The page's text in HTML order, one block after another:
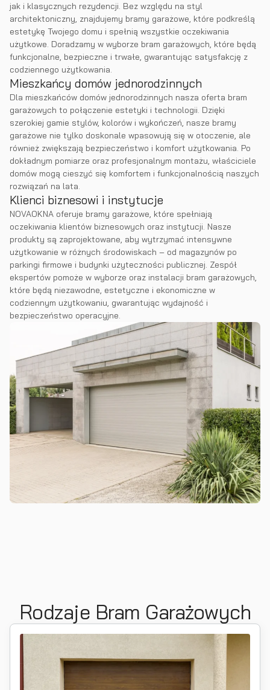
jak i klasycznych rezydencji. Bez względu na styl
architektoniczny, znajdujemy bramy garażowe, które podkreślą
estetykę Twojego domu i spełnią wszystkie oczekiwania
użytkowe. Doradzamy w wyborze bram garażowych, które będą
funkcjonalne, bezpieczne i trwałe, gwarantując satysfakcję z
codziennego użytkowania.
Mieszkańcy domów jednorodzinnych
Dla mieszkańców domów jednorodzinnych nasza oferta bram
garażowych to połączenie estetyki i technologii. Dzięki
szerokiej gamie stylów, kolorów i wykończeń, nasze bramy
garażowe nie tylko doskonale wpasowują się w otoczenie, ale
również zwiększają bezpieczeństwo i komfort użytkowania. Po
dokładnym pomiarze oraz profesjonalnym montażu, właściciele
domów mogą cieszyć się komfortem i funkcjonalnością naszych
rozwiązań na lata.
Klienci biznesowi i instytucje
NOVAOKNA oferuje bramy garażowe, które spełniają
oczekiwania klientów biznesowych oraz instytucji. Nasze
produkty są zaprojektowane, aby wytrzymać intensywne
użytkowanie w różnych środowiskach – od magazynów po
parkingi firmowe i budynki użyteczności publicznej. Zespół
ekspertów pomoże w wyborze oraz instalacji bram garażowych,
które będą niezawodne, estetyczne i ekonomiczne w
codziennym użytkowaniu, gwarantując wydajność i
bezpieczeństwo operacyjne.
Rodzaje Bram Garażowych